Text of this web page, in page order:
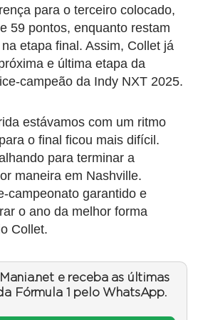
para o terceiro colocado,
59 pontos, enquanto restam
etapa final. Assim, Collet já
e última etapa da
campeão da Indy NXT 2025.
estávamos com um ritmo
o final ficou mais difícil.
para terminar a
maneira em Nashville.
campeonato garantido e
o ano da melhor forma
Collet.
e receba as últimas
Fórmula 1 pelo WhatsApp.